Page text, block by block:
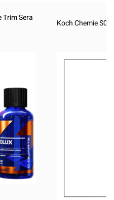
Sera
Koch Chemie